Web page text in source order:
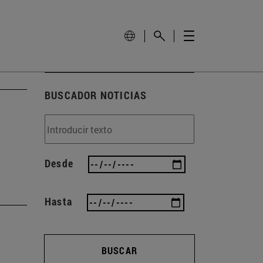
BUSCADOR NOTICIAS
Desde
Hasta
BUSCAR